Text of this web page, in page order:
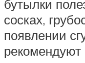
бутылки
сосках,
появлении
рекомендуют